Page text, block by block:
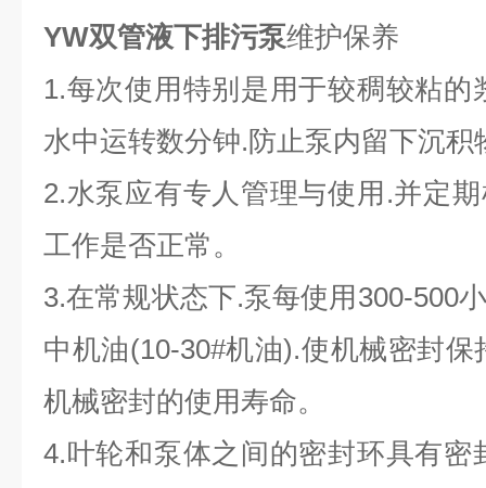
YW双管液下排污泵维护保养
1.每次使用特别是用于较稠较粘
水中运转数分钟.防止泵内留下沉积
2.水泵应有专人管理与使用.并定
工作是否正常。
3.在常规状态下.泵每使用300-500
中机油(10-30#机油).使机械密封
机械密封的使用寿命。
4.叶轮和泵体之间的密封环具有密